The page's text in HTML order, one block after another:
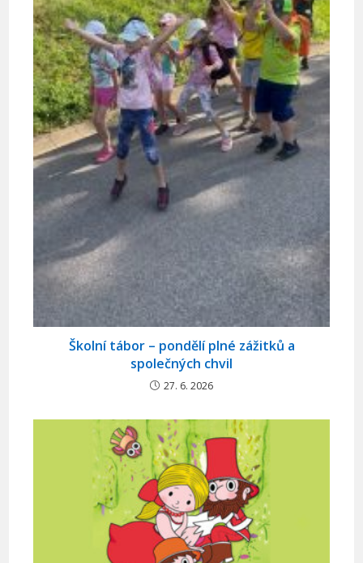
Školní tábor – pondělí plné zážitků a
společných chvil
27. 6. 2026